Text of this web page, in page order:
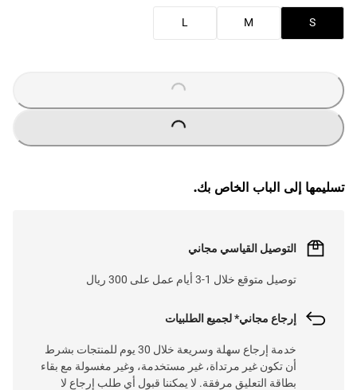
S
M
L
L
.
L
.
تسليمها إلى الباب الخاص بك.
التوصيل القياسي مجاني
توصيل متوقع خلال 1-3 أيام عمل على 300 ريال
إرجاع مجاني* لجميع الطلبيات
خدمة إرجاع سهلة وسريعة خلال 30 يوم للمنتجات بشرط
أن تكون غير مرتداة، غير مستخدمة، وغير مغسولة مع بقاء
بطاقة التعليق مرفقة. لا يمكننا قبول أي طلب إرجاع لا